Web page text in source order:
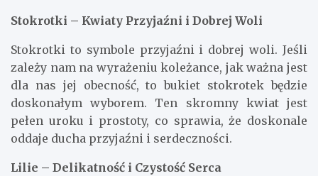
Stokrotki – Kwiaty Przyjaźni i Dobrej Woli
Stokrotki to symbole przyjaźni i dobrej woli. Jeśli
zależy nam na wyrażeniu koleżance, jak ważna jest
dla nas jej obecność, to bukiet stokrotek będzie
doskonałym wyborem. Ten skromny kwiat jest
pełen uroku i prostoty, co sprawia, że doskonale
oddaje ducha przyjaźni i serdeczności.
Lilie – Delikatność i Czystość Serca